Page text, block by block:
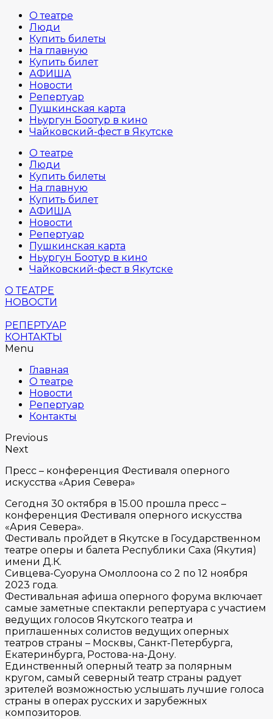
О театре
Люди
Купить билеты
На главную
Купить билет
АФИША
Новости
Репертуар
Пушкинская карта
Ньургун Боотур в кино
Чайковский-фест в Якутске
О театре
Люди
Купить билеты
На главную
Купить билет
АФИША
Новости
Репертуар
Пушкинская карта
Ньургун Боотур в кино
Чайковский-фест в Якутске
О ТЕАТРЕ
НОВОСТИ
РЕПЕРТУАР
КОНТАКТЫ
Menu
Главная
О театре
Новости
Репертуар
Контакты
Previous
Next
Пресс – конференция Фестиваля оперного
искусства «Ария Севера»
Сегодня 30 октября в 15.00 прошла пресс –
конференция Фестиваля оперного искусства
«Ария Севера».
Фестиваль пройдет в Якутске в Государственном
театре оперы и балета Республики Саха (Якутия)
имени Д.К.
Сивцева-Суоруна Омоллоона со 2 по 12 ноября
2023 года.
Фестивальная афиша оперного форума включает
самые заметные спектакли репертуара с участием
ведущих голосов Якутского театра и
приглашенных солистов ведущих оперных
театров страны – Москвы, Санкт-Петербурга,
Екатеринбурга, Ростова-на-Дону.
Единственный оперный театр за полярным
кругом, самый северный театр страны радует
зрителей возможностью услышать лучшие голоса
страны в операх русских и зарубежных
композиторов.